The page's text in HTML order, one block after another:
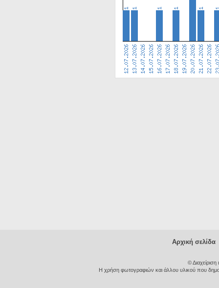
Αρχική σελίδα
©
Η χρήση φωτογραφιών και άλλου υλικού που